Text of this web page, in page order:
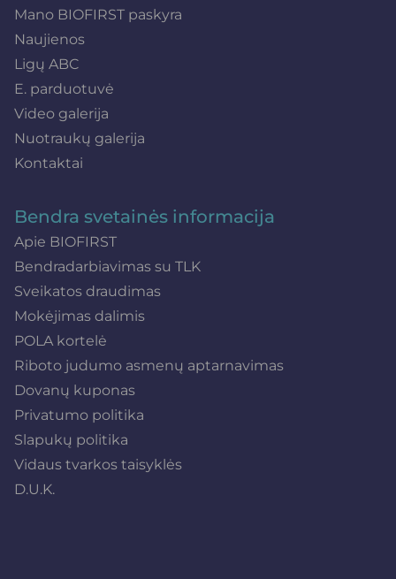
Mano BIOFIRST paskyra
Naujienos
Ligų ABC
E. parduotuvė
Video galerija
Nuotraukų galerija
Kontaktai
Bendra svetainės informacija
Apie BIOFIRST
Bendradarbiavimas su TLK
Sveikatos draudimas
Mokėjimas dalimis
POLA kortelė
Riboto judumo asmenų aptarnavimas
Dovanų kuponas
Privatumo politika
Slapukų politika
Vidaus tvarkos taisyklės
D.U.K.